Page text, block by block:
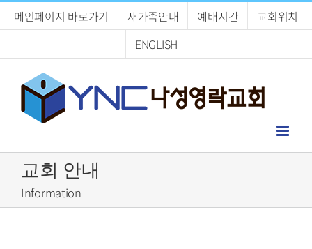
메인페이지 바로가기 새가족안내 예배시간
교회위치
ENGLISH
교회 안내
Information